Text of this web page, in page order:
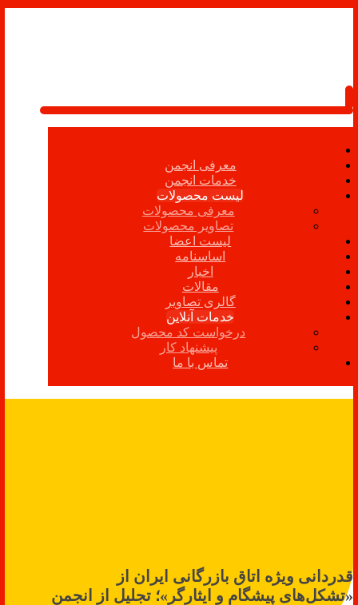
معرفی انجمن
خدمات انجمن
لیست محصولات
معرفی محصولات
تصاویر محصولات
لیست اعضا
اساسنامه
اخبار
مقالات
گالری تصاویر
خدمات آنلاین
درخواست کد محصول
پیشنهاد کار
تماس با ما
قدردانی ویژه اتاق بازرگانی ایران از
«تشکل‌های پیشگام و ایثارگر»؛ تجلیل از انجمن